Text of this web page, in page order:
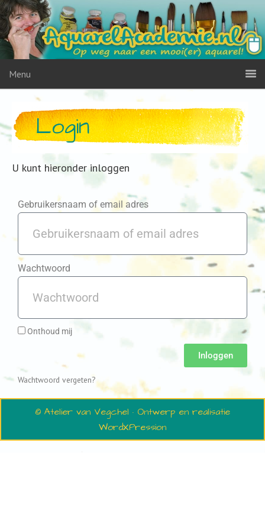
Menu
Login
U kunt hieronder inloggen
Gebruikersnaam of email adres
Wachtwoord
Onthoud mij
Inloggen
Wachtwoord vergeten?
© Atelier van Vegchel · Ontwerp en realisatie
WordXPression